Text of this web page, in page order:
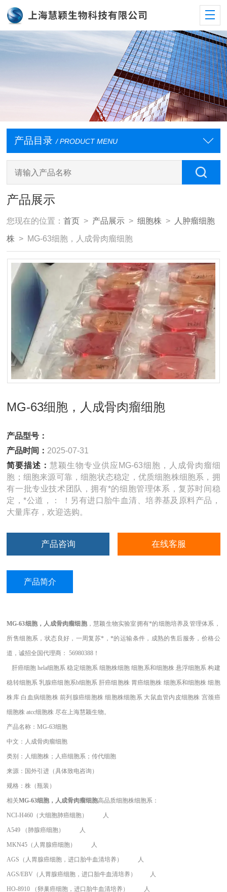
产品目录 / PRODUCT MENU
产品展示
您现在的位置：首页 > 产品展示 >细胞株 > 人肿瘤细胞
株 > MG-63细胞，人成骨肉瘤细胞
MG-63细胞，人成骨肉瘤细胞
产品型号：
产品时间： 2025-07-31
简要描述：慧颖生物专业供应MG-63细胞，人成骨肉瘤细
胞；细胞来源可靠，细胞状态稳定，优质细胞株细胞系，拥
有一批专业技术团队，拥有*的细胞管理体系，复苏时间稳
定，*公道，： ！另有进口胎牛血清、培养基及原料产品，
大量库存，欢迎选购。
产品咨询 在线客服
产品简介
MG-63细胞，人成骨肉瘤细胞，慧颖生物实验室拥有*的细胞培养及管理体系，
所售细胞系，状态良好，一周复苏*，*的运输条件，成熟的售后服务，价格公
道，诚招全国代理商： 56980388！
肝癌细胞 hela细胞系 稳定细胞系 细胞株细胞 细胞系和细胞株 悬浮细胞系 构建
稳转细胞系 乳腺癌细胞系b细胞系 肝癌细胞株 胃癌细胞株 细胞系和细胞株 细胞
株库 白血病细胞株 前列腺癌细胞株 细胞株细胞系 大鼠血管内皮细胞株 宫颈癌
细胞株 atcc细胞株 尽在上海慧颖生物。
产品名称：MG-63细胞
中文：人成骨肉瘤细胞
类别：人细胞株；人癌细胞系；传代细胞
来源：国外引进（具体致电咨询）
规格：株（瓶装）
相关MG-63细胞，人成骨肉瘤细胞高品质细胞株细胞系：
NCI-H460（大细胞肺癌细胞） 人
A549 （肺腺癌细胞） 人
MKN45（人胃腺癌细胞） 人
AGS（人胃腺癌细胞，进口胎牛血清培养） 人
AGS/EBV（人胃腺癌细胞，进口胎牛血清培养） 人
HO-8910 （卵巢癌细胞，进口胎牛血清培养） 人